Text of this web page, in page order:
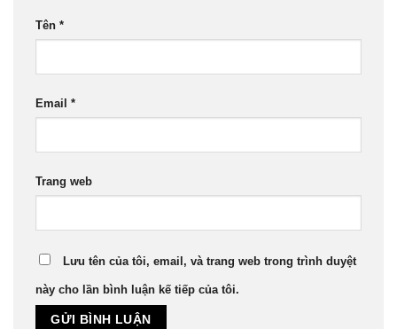
Tên *
Email *
Trang web
Lưu tên của tôi, email, và trang web trong trình duyệt
này cho lần bình luận kế tiếp của tôi.